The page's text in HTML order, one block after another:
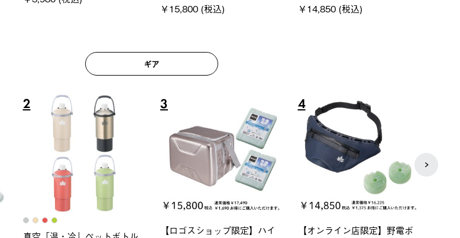
ギア
6
グランベーシック スペースベ
7
Q-TOP ソーラーサンドブロッ
8
ソーラーブロック 風抜きQセ